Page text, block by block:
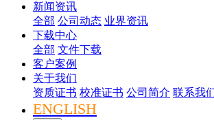
新闻资讯
全部 公司动态 业界资讯
下载中心
全部 文件下载
客户案例
关于我们
资质证书 校准证书 公司简介 联系我
ENGLISH